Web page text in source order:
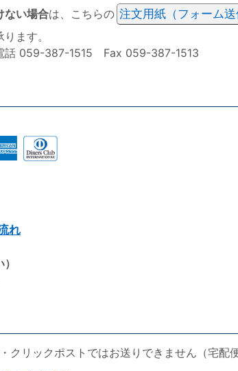
ない場合は、こちらの 注文用紙（フォーム送
ます。
059-387-1515 Fax 059-387-1513
れ
クリックポストではお送りできません（宅配